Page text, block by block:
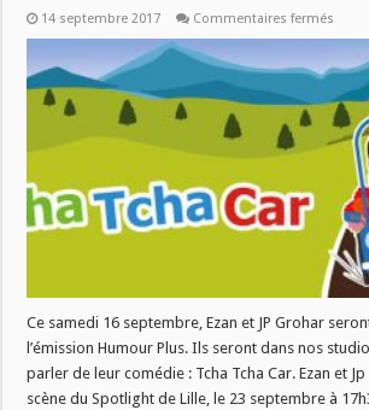
14 septembre 2017 Commentaires fermés
Car
Plus
du
16
Ce samedi 16 septembre, Ezan et JP Grohar
l’émission Humour Plus. Ils seront dans nos
parler de leur comédie : Tcha Tcha Car. Ezan et
scène du Spotlight de Lille, le 23 septembre à